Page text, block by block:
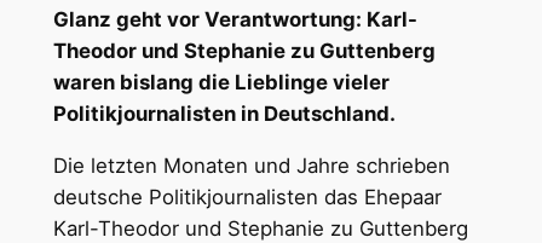
Glanz geht vor Verantwortung: Karl-
Theodor und Stephanie zu Guttenberg
waren bislang die Lieblinge vieler
Politikjournalisten in Deutschland.
Die letzten Monaten und Jahre schrieben
deutsche Politikjournalisten das Ehepaar
Karl-Theodor und Stephanie zu Guttenberg